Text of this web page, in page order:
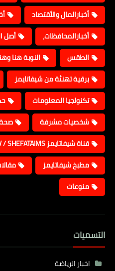
أخبارالمال والأقتصاد
أخبارالمحافظات،
أصل
الطقس
النوبة هنا
برقية تهنئة من شيفاتايمز
تكنولجيا المعلومات
شخصيات مشرفة
قناة شيفاتايمز TV / SHEFATAIMS
مطبخ شيفاتايمز
منوعات
التسميات
اخبار الرياضة